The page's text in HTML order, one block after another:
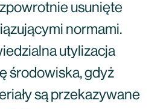
usunięte
normami.
utylizacja
środowiska, gdyż
są przekazywane